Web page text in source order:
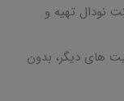
نودال تهیه و
های دیگر، بدون